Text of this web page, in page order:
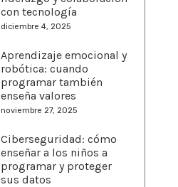
con tecnología
diciembre 4, 2025
Aprendizaje emocional y
robótica: cuando
programar también
enseña valores
noviembre 27, 2025
Ciberseguridad: cómo
enseñar a los niños a
programar y proteger
sus datos